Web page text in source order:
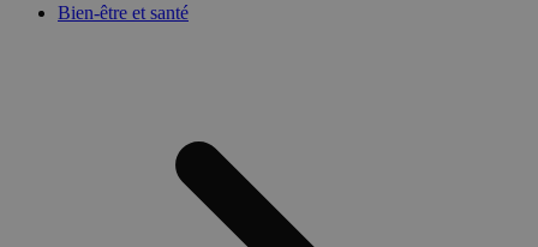
Bien-être et santé